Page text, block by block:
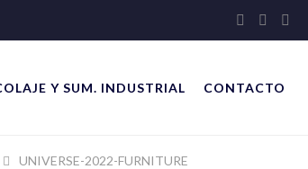
Y SUM. INDUSTRIAL CONTACTO
UNIVERSE-2022-FURNITURE